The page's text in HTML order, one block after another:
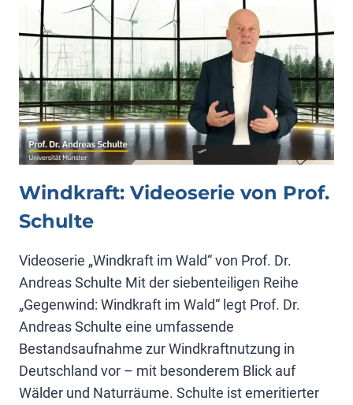
Windkraft: Videoserie von Prof.
Schulte
Videoserie „Windkraft im Wald“ von Prof. Dr.
Andreas Schulte Mit der siebenteiligen Reihe
„Gegenwind: Windkraft im Wald“ legt Prof. Dr.
Andreas Schulte eine umfassende
Bestandsaufnahme zur Windkraftnutzung in
Deutschland vor – mit besonderem Blick auf
Wälder und Naturräume. Schulte ist emeritierter